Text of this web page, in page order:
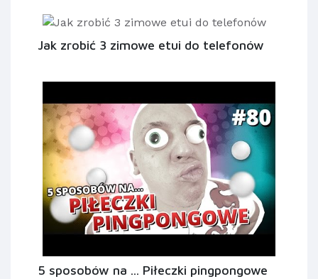
Jak zrobić 3 zimowe etui do telefonów
5 sposobów na ... Piłeczki pingpongowe